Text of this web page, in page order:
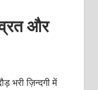
और
भरी ज़िन्दगी में